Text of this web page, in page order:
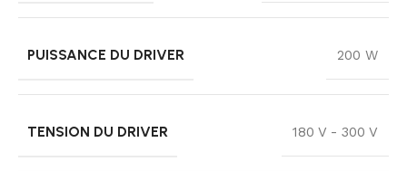
PUISSANCE DU DRIVER 200 W
TENSION DU DRIVER 180 V - 300 V